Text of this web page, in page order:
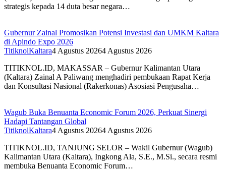
strategis kepada 14 duta besar negara…
Gubernur Zainal Promosikan Potensi Investasi dan UMKM Kaltara
di Apindo Expo 2026
TitiknolKaltara4 Agustus 20264 Agustus 2026
TITIKNOL.ID, MAKASSAR – Gubernur Kalimantan Utara
(Kaltara) Zainal A Paliwang menghadiri pembukaan Rapat Kerja
dan Konsultasi Nasional (Rakerkonas) Asosiasi Pengusaha…
Wagub Buka Benuanta Economic Forum 2026, Perkuat Sinergi
Hadapi Tantangan Global
TitiknolKaltara4 Agustus 20264 Agustus 2026
TITIKNOL.ID, TANJUNG SELOR – Wakil Gubernur (Wagub)
Kalimantan Utara (Kaltara), Ingkong Ala, S.E., M.Si., secara resmi
membuka Benuanta Economic Forum…